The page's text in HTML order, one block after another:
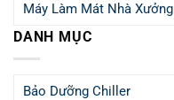
Máy Làm Mát Nhà Xưởng
DANH MỤC
Bảo Dưỡng Chiller